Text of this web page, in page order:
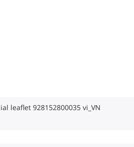
leaflet 928152800035 vi_VN